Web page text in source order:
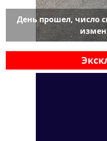
День прошел, число